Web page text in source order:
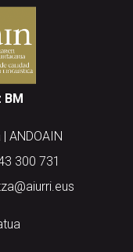
ANDOAIN
300 731